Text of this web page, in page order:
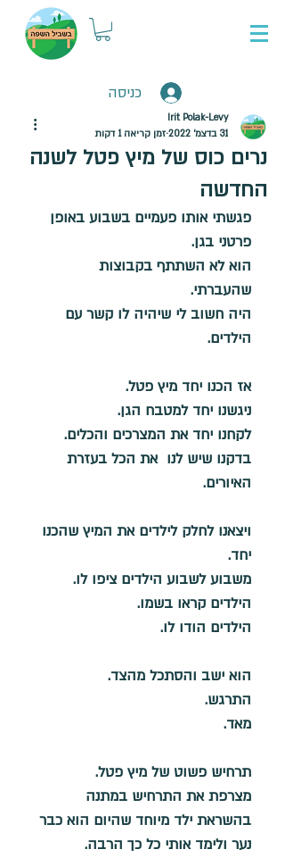
כניסה
נרים כוס של מיץ פטל לשנה
החדשה
Irit Polak-Levy
31 בדצמ׳ 2022
זמן קריאה 1 דקות
פגשתי אותו פעמיים בשבוע באופן
פרטני בגן.
הוא לא השתתף בקבוצות
שהעברתי.
היה חשוב לי שיהיה לו קשר עם
הילדים.
אז הכנו יחד מיץ פטל.
ניגשנו יחד למטבח הגן.
לקחנו יחד את המצרכים והכלים.
בדקנו שיש לנו  את הכל בעזרת
האיורים.
ויצאנו לחלק לילדים את המיץ שהכנו
יחד.
משבוע לשבוע הילדים ציפו לו.
הילדים קראו בשמו.
הילדים הודו לו.
הוא ישב והסתכל מהצד.
התרגש.
מאד.
תרחיש פשוט של מיץ פטל.
מצרפת את התרחיש במתנה
בהשראת ילד מיוחד שהיום הוא כבר
נער ולימד אותי כל כך הרבה.